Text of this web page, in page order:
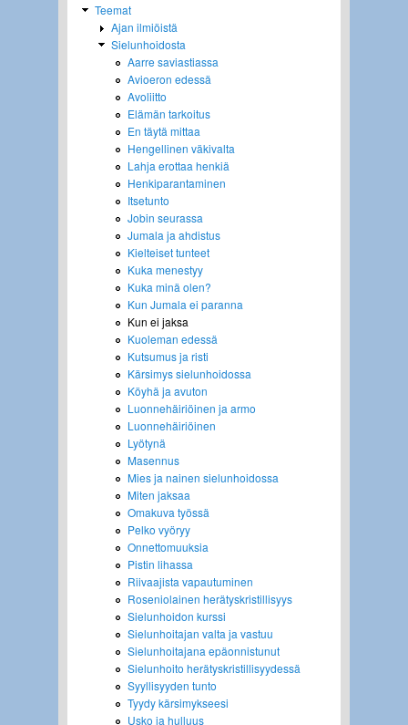
Teemat
Ajan ilmiöistä
Sielunhoidosta
Aarre saviastiassa
Avioeron edessä
Avoliitto
Elämän tarkoitus
En täytä mittaa
Hengellinen väkivalta
Lahja erottaa henkiä
Henkiparantaminen
Itsetunto
Jobin seurassa
Jumala ja ahdistus
Kielteiset tunteet
Kuka menestyy
Kuka minä olen?
Kun Jumala ei paranna
Kun ei jaksa
Kuoleman edessä
Kutsumus ja risti
Kärsimys sielunhoidossa
Köyhä ja avuton
Luonnehäiriöinen ja armo
Luonnehäiriöinen
Lyötynä
Masennus
Mies ja nainen sielunhoidossa
Miten jaksaa
Omakuva työssä
Pelko vyöryy
Onnettomuuksia
Pistin lihassa
Riivaajista vapautuminen
Roseniolainen herätyskristillisyys
Sielunhoidon kurssi
Sielunhoitajan valta ja vastuu
Sielunhoitajana epäonnistunut
Sielunhoito herätyskristillisyydessä
Syyllisyyden tunto
Tyydy kärsimykseesi
Usko ja hulluus